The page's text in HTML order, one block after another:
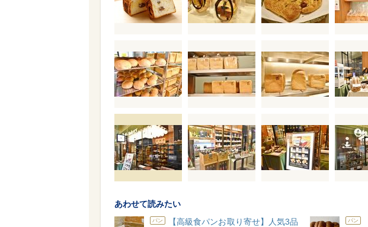
あわせて読みたい
パン
【高級食パンお取り寄せ】人気3品
パン